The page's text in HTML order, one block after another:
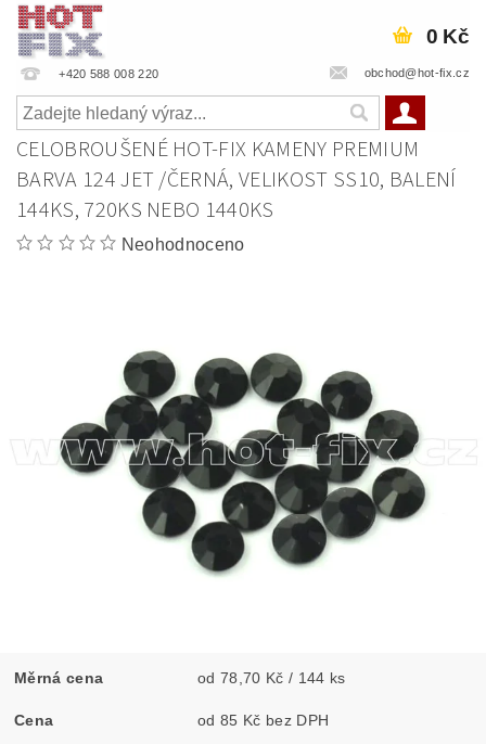
+420 588 008 220 obchod@hot-fix.cz
0 Kč
CELOBROUŠENÉ HOT-FIX KAMENY PREMIUM
BARVA 124 JET /ČERNÁ, VELIKOST SS10, BALENÍ
144KS, 720KS NEBO 1440KS
Neohodnoceno
Měrná cena od 78,70 Kč / 144 ks
Cena od 85 Kč bez DPH